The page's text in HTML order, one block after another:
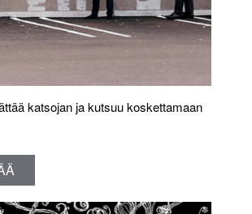
katsojan ja kutsuu koskettamaan